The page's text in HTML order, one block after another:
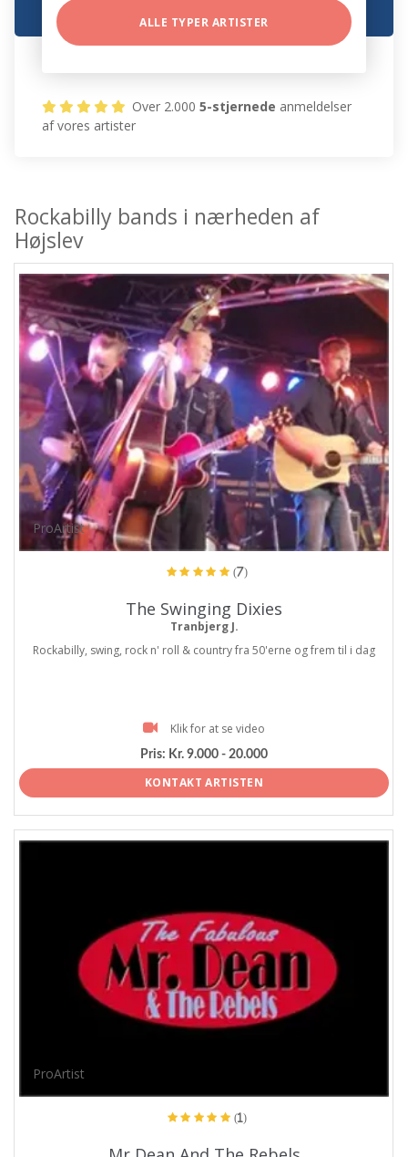
ALLE TYPER ARTISTER
Over 2.0005-stjernede anmeldelser
af vores artister
Rockabilly bands i nærheden af
Højslev
ProArtist
(7)
The Swinging Dixies
Tranbjerg J.
Rockabilly, swing, rock n' roll & country fra 50'erne og frem til i dag
Klik for at se video
Pris: Kr. 9.000 - 20.000
KONTAKT ARTISTEN
ProArtist
(1)